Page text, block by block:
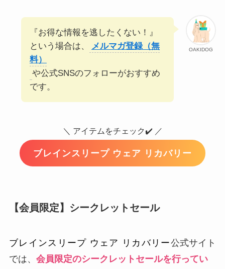
OAKIDOG
『お得な情報を逃したくない！』
という場合は、
メルマガ登録（無
料）
や公式SNSのフォローがおすすめ
です。
＼ アイテムをチェック✔️ ／
ブレインスリープ ウェア リカバリー
【会員限定】シークレットセール
ブレインスリープ ウェア リカバリー公式サイト
では、 会員限定のシークレットセールを行ってい